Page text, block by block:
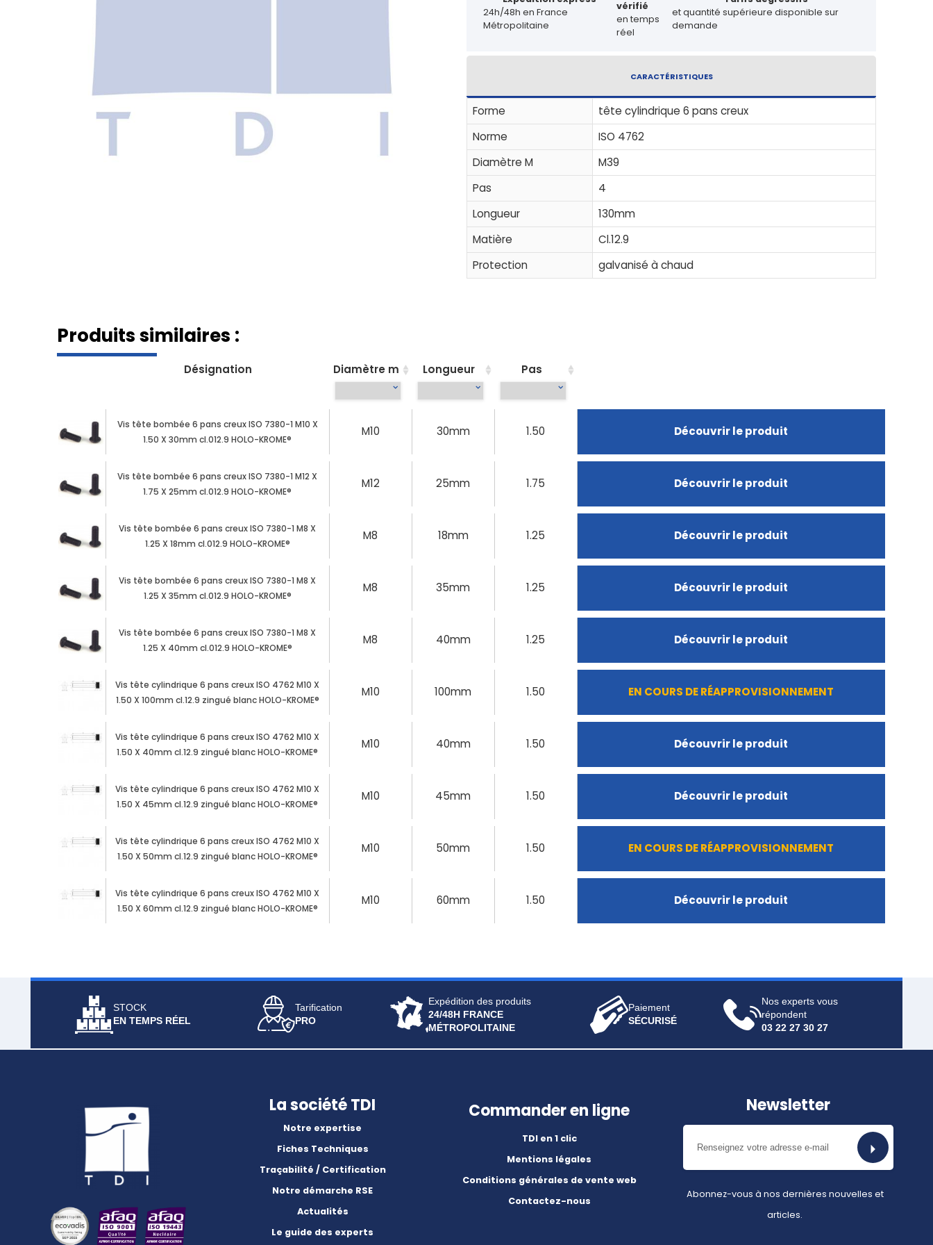
24h/48h en France
Métropolitaine
vérifié
en temps
réel
et quantité supérieure disponible sur
demande
CARACTÉRISTIQUES
Forme
tête cylindrique 6 pans creux
Norme
ISO 4762
Diamètre M
M39
Pas
4
Longueur
130mm
Matière
Cl.12.9
Protection
galvanisé à chaud
Produits similaires :
Désignation Diamètre m Longueur Pas
Vis tête bombée 6 pans creux ISO 7380-1 M10 X
1.50 X 30mm cl.012.9 HOLO-KROME®
M10 30mm 1.50 Découvrir le produit
Vis tête bombée 6 pans creux ISO 7380-1 M12 X
1.75 X 25mm cl.012.9 HOLO-KROME®
M12 25mm 1.75 Découvrir le produit
Vis tête bombée 6 pans creux ISO 7380-1 M8 X
1.25 X 18mm cl.012.9 HOLO-KROME®
M8 18mm 1.25 Découvrir le produit
Vis tête bombée 6 pans creux ISO 7380-1 M8 X
1.25 X 35mm cl.012.9 HOLO-KROME®
M8 35mm 1.25 Découvrir le produit
Vis tête bombée 6 pans creux ISO 7380-1 M8 X
1.25 X 40mm cl.012.9 HOLO-KROME®
M8 40mm 1.25 Découvrir le produit
Vis tête cylindrique 6 pans creux ISO 4762 M10 X
1.50 X 100mm cl.12.9 zingué blanc HOLO-KROME®
M10 100mm 1.50 EN COURS DE RÉAPPROVISIONNEMENT
Vis tête cylindrique 6 pans creux ISO 4762 M10 X
1.50 X 40mm cl.12.9 zingué blanc HOLO-KROME®
M10 40mm 1.50 Découvrir le produit
Vis tête cylindrique 6 pans creux ISO 4762 M10 X
1.50 X 45mm cl.12.9 zingué blanc HOLO-KROME®
M10 45mm 1.50 Découvrir le produit
Vis tête cylindrique 6 pans creux ISO 4762 M10 X
1.50 X 50mm cl.12.9 zingué blanc HOLO-KROME®
M10 50mm 1.50 EN COURS DE RÉAPPROVISIONNEMENT
Vis tête cylindrique 6 pans creux ISO 4762 M10 X
1.50 X 60mm cl.12.9 zingué blanc HOLO-KROME®
M10 60mm 1.50 Découvrir le produit
STOCK
EN TEMPS RÉEL
Tarification
PRO
Expédition des produits
24/48H FRANCE
MÉTROPOLITAINE
Paiement
SÉCURISÉ
Nos experts vous
répondent
03 22 27 30 27
La société TDI
Notre expertise
Fiches Techniques
Traçabilité / Certification
Notre démarche RSE
Actualités
Le guide des experts
Commander en ligne
TDI en 1 clic
Mentions légales
Conditions générales de vente web
Contactez-nous
Newsletter
Abonnez-vous à nos dernières nouvelles et
articles.